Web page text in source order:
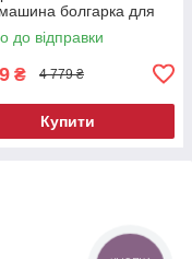
болгарка для
болгарка побутова
до відправки
₴ 4 779 ₴
Купити